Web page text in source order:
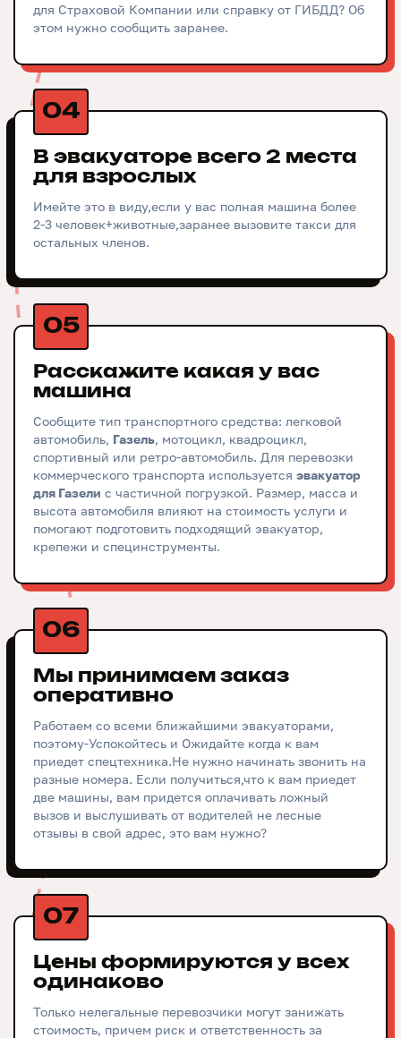
для Страховой Компании или справку от ГИБДД? Об
этом нужно сообщить заранее.
04
В эвакуаторе всего 2 места
для взрослых
Имейте это в виду,если у вас полная машина более
2-3 человек+животные,заранее вызовите такси для
остальных членов.
05
Расскажите какая у вас
машина
Сообщите тип транспортного средства: легковой
автомобиль, Газель, мотоцикл, квадроцикл,
спортивный или ретро-автомобиль. Для перевозки
коммерческого транспорта используется эвакуатор
для Газели с частичной погрузкой. Размер, масса и
высота автомобиля влияют на стоимость услуги и
помогают подготовить подходящий эвакуатор,
крепежи и специнструменты.
06
Мы принимаем заказ
оперативно
Работаем со всеми ближайшими эвакуаторами,
поэтому-Успокойтесь и Ожидайте когда к вам
приедет спецтехника.Не нужно начинать звонить на
разные номера. Если получиться,что к вам приедет
две машины, вам придется оплачивать ложный
вызов и выслушивать от водителей не лесные
отзывы в свой адрес, это вам нужно?
07
Цены формируются у всех
одинаково
Только нелегальные перевозчики могут занижать
стоимость, причем риск и ответственность за